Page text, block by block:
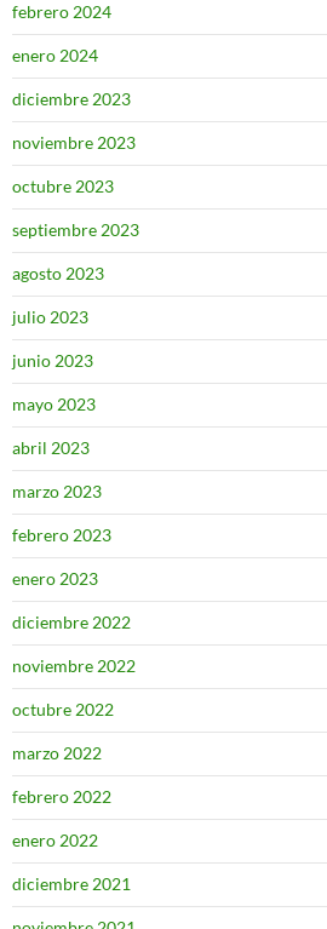
febrero 2024
enero 2024
diciembre 2023
noviembre 2023
octubre 2023
septiembre 2023
agosto 2023
julio 2023
junio 2023
mayo 2023
abril 2023
marzo 2023
febrero 2023
enero 2023
diciembre 2022
noviembre 2022
octubre 2022
marzo 2022
febrero 2022
enero 2022
diciembre 2021